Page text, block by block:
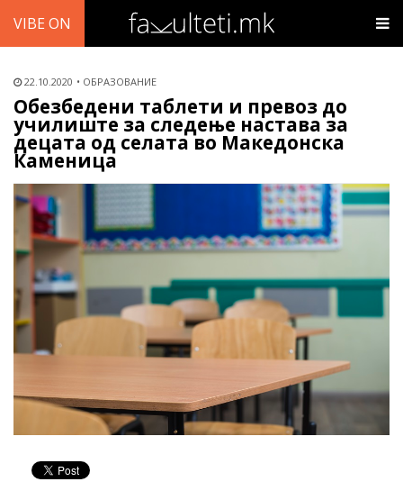
VIBE ON
22.10.2020 ОБРАЗОВАНИЕ
Обезбедени таблети и превоз до
училиште за следење настава за
децата од селата во Македонска
Каменица